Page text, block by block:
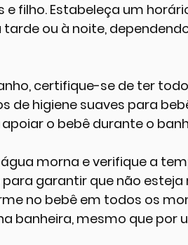
filho. Estabeleça um
tarde ou à noite,
certifique-se de ter
de higiene suaves para
o bebê durante o
morna e verifique a
garantir que não
no bebê em todos os
banheira, mesmo que por